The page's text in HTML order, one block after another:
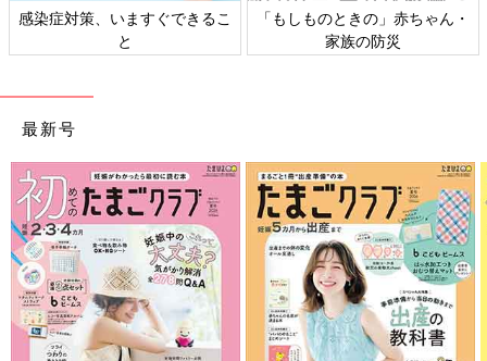
感染症対策、いますぐできるこ
と
「もしものときの」赤ちゃん・
家族の防災
最新号